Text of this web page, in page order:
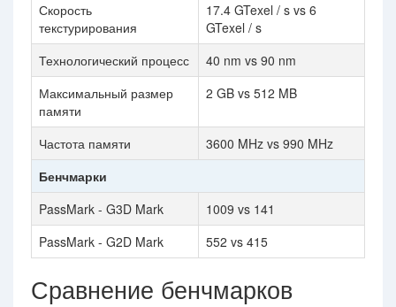
Скорость
текстурирования
17.4 GTexel / s vs 6
GTexel / s
Технологический процесс
40 nm vs 90 nm
Максимальный размер
памяти
2 GB vs 512 MB
Частота памяти
3600 MHz vs 990 MHz
Бенчмарки
PassMark - G3D Mark
1009 vs 141
PassMark - G2D Mark
552 vs 415
Сравнение бенчмарков